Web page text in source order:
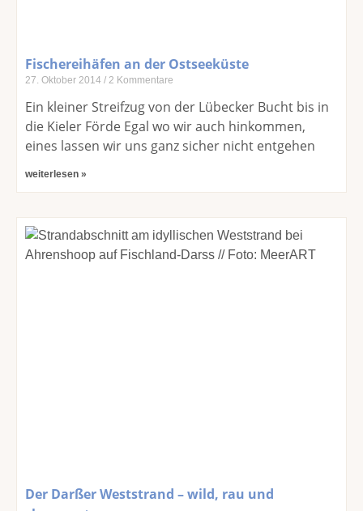
Fischereihäfen an der Ostseeküste
27. Oktober 2014 2 Kommentare
Ein kleiner Streifzug von der Lübecker Bucht bis in
die Kieler Förde Egal wo wir auch hinkommen,
eines lassen wir uns ganz sicher nicht entgehen
weiterlesen »
Der Darßer Weststrand – wild, rau und